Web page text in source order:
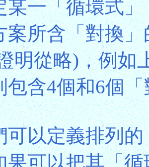
某一「循環式
案所含「對換
明從略)，例如
包含4個和6個
可以定義排列的
果可以把其「